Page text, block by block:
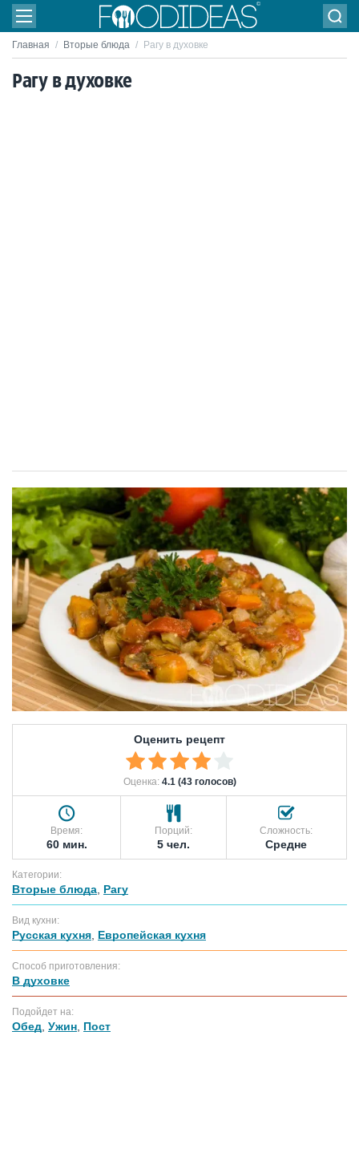
Главная / Вторые блюда / Рагу в духовке
Рагу в духовке
Оценить рецепт
Оценка: 4.1 (43 голосов)
Время:
60 мин.
Порций:
5 чел.
Сложность:
Средне
Категории:
Вторые блюда Рагу
Вид кухни:
Русская кухня Европейская кухня
Способ приготовления:
В духовке
Подойдет на:
Обед Ужин Пост